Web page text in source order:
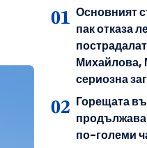
Основният
пак отказа
Михайлова,
сериозна
Горещата
продължава
по-големи